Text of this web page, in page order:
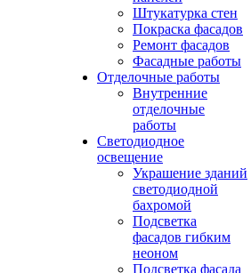
Штукатурка стен
Покраска фасадов
Ремонт фасадов
Фасадные работы
Отделочные работы
Внутренние
отделочные
работы
Светодиодное
освещение
Украшение зданий
светодиодной
бахромой
Подсветка
фасадов гибким
неоном
Подсветка фасада